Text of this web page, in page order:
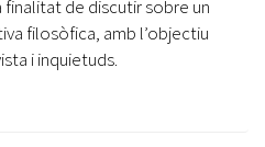
de discutir sobre un
filosòfica, amb l’objectiu
i inquietuds.